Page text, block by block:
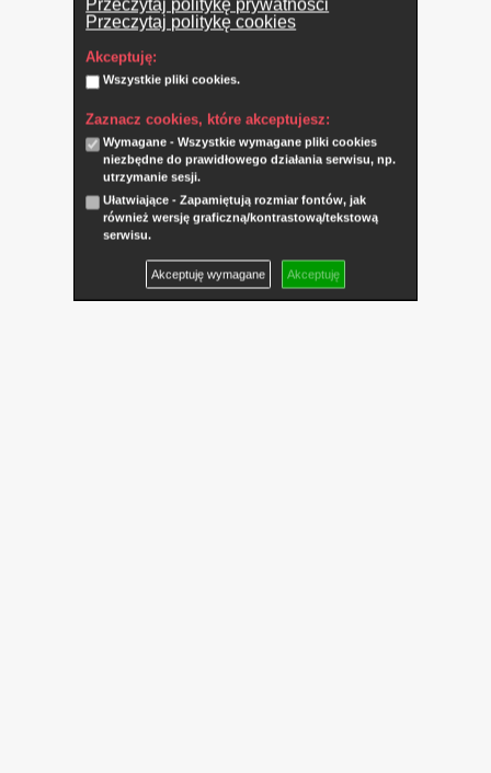
Przeczytaj politykę prywatności
Przeczytaj politykę cookies
Akceptuję:
Wszystkie pliki cookies.
Zaznacz cookies, które akceptujesz:
Wymagane - Wszystkie wymagane pliki cookies
niezbędne do prawidłowego działania serwisu, np.
utrzymanie sesji.
Ułatwiające - Zapamiętują rozmiar fontów, jak
również wersję graficzną/kontrastową/tekstową
serwisu.
Akceptuję wymagane Akceptuję